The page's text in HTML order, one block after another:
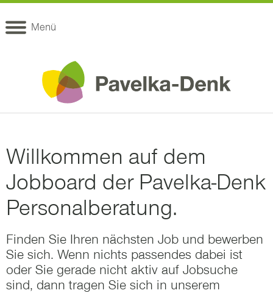
Menü
Willkommen auf dem
Jobboard der Pavelka-Denk
Personalberatung.
Finden Sie Ihren nächsten Job und bewerben
Sie sich. Wenn nichts passendes dabei ist
oder Sie gerade nicht aktiv auf Jobsuche
sind, dann tragen Sie sich in unserem